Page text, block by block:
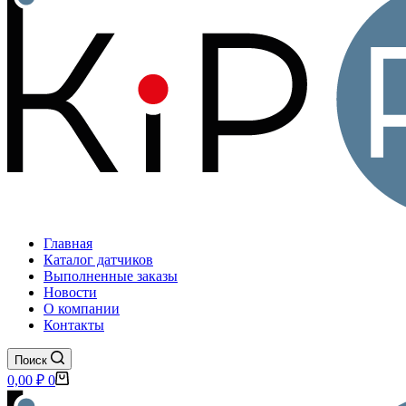
Главная
Каталог датчиков
Выполненные заказы
Новости
О компании
Контакты
Поиск
Корзина
0,00 ₽ 0